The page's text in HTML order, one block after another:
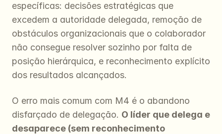
específicas: decisões estratégicas que
excedem a autoridade delegada, remoção de
obstáculos organizacionais que o colaborador
não consegue resolver sozinho por falta de
posição hierárquica, e reconhecimento explícito
dos resultados alcançados.
O erro mais comum com M4 é o abandono
disfarçado de delegação. O líder que delega e
desaparece (sem reconhecimento